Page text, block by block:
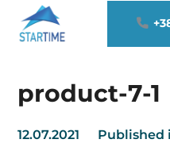
product-7-1
12.07.2021 Published